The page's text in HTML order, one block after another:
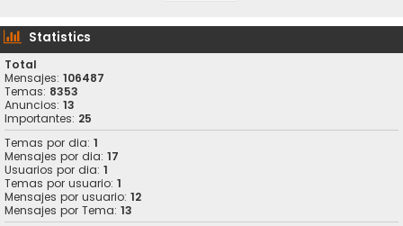
Statistics
Total
Mensajes: 106487
Temas: 8353
Anuncios: 13
Importantes: 25
Temas por dia: 1
Mensajes por dia: 17
Usuarios por dia: 1
Temas por usuario: 1
Mensajes por usuario: 12
Mensajes por Tema: 13